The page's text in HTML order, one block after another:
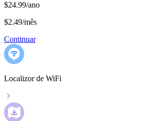
$24.99/ano
$2.49/mês
Continuar
Localizor de WiFi